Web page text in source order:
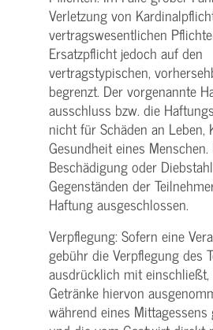
Verletzung von
vertrags­wesentlichen
Ersatzpflicht jedoch auf den
vertragstypischen,
begrenzt. Der vorgenannte
ausschluss bzw. die
nicht für Schäden an Leben,
Gesundheit eines
Beschädigung oder
Gegenständen der
Haftung ausgeschlossen.
Verpflegung: Sofern eine
gebühr die Verpflegung des
ausdrücklich mit
Getränke hiervon
während eines